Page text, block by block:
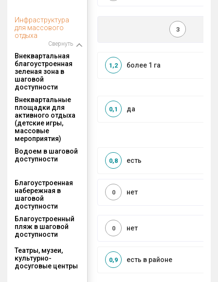
Инфраструктура
для массового
отдыха
Свернуть
3
Внеквартальная
благоустроенная
зеленая зона в
шаговой
доступности
более 1 га
1,2
Внеквартальные
площадки для
активного отдыха
(детские игры,
массовые
мероприятия)
да
0,1
Водоем в шаговой
доступности
есть
0,8
Благоустроенная
набережная в
шаговой
доступности
нет
0
Благоустроенный
пляж в шаговой
доступности
нет
0
Театры, музеи,
культурно-
досуговые центры
есть в районе
0,9